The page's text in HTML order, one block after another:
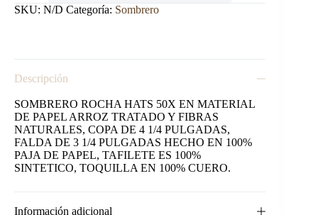
NATURAL
SKU: N/D Categoría: Sombrero
Descripción
SOMBRERO ROCHA HATS 50X EN MATERIAL
DE PAPEL ARROZ TRATADO Y FIBRAS
NATURALES, COPA DE 4 1/4 PULGADAS,
FALDA DE 3 1/4 PULGADAS HECHO EN 100%
PAJA DE PAPEL, TAFILETE ES 100%
SINTETICO, TOQUILLA EN 100% CUERO.
Información adicional